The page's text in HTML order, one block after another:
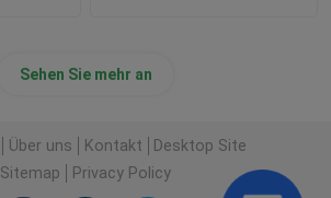
Sehen Sie mehr an
Über uns Kontakt
Desktop Site
Sitemap
Privacy Policy